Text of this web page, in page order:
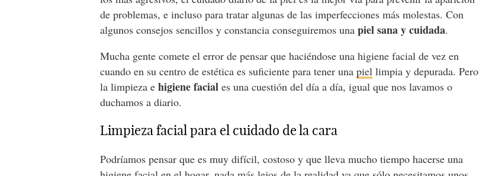
de problemas, e incluso para tratar algunas de las imperfecciones más molestas. Con
algunos consejos sencillos y constancia conseguiremos unapiel sana y cuidada.
Mucha gente comete el error de pensar que haciéndose una higiene facial de vez en
cuando en su centro de estética es suficiente para tener unapiel limpia y depurada. Pero
la limpieza ehigiene facial es una cuestión del día a día, igual que nos lavamos o
duchamos a diario.
Limpieza facial para el cuidado de la cara
Podríamos pensar que es muy difícil, costoso y que lleva mucho tiempo hacerse una